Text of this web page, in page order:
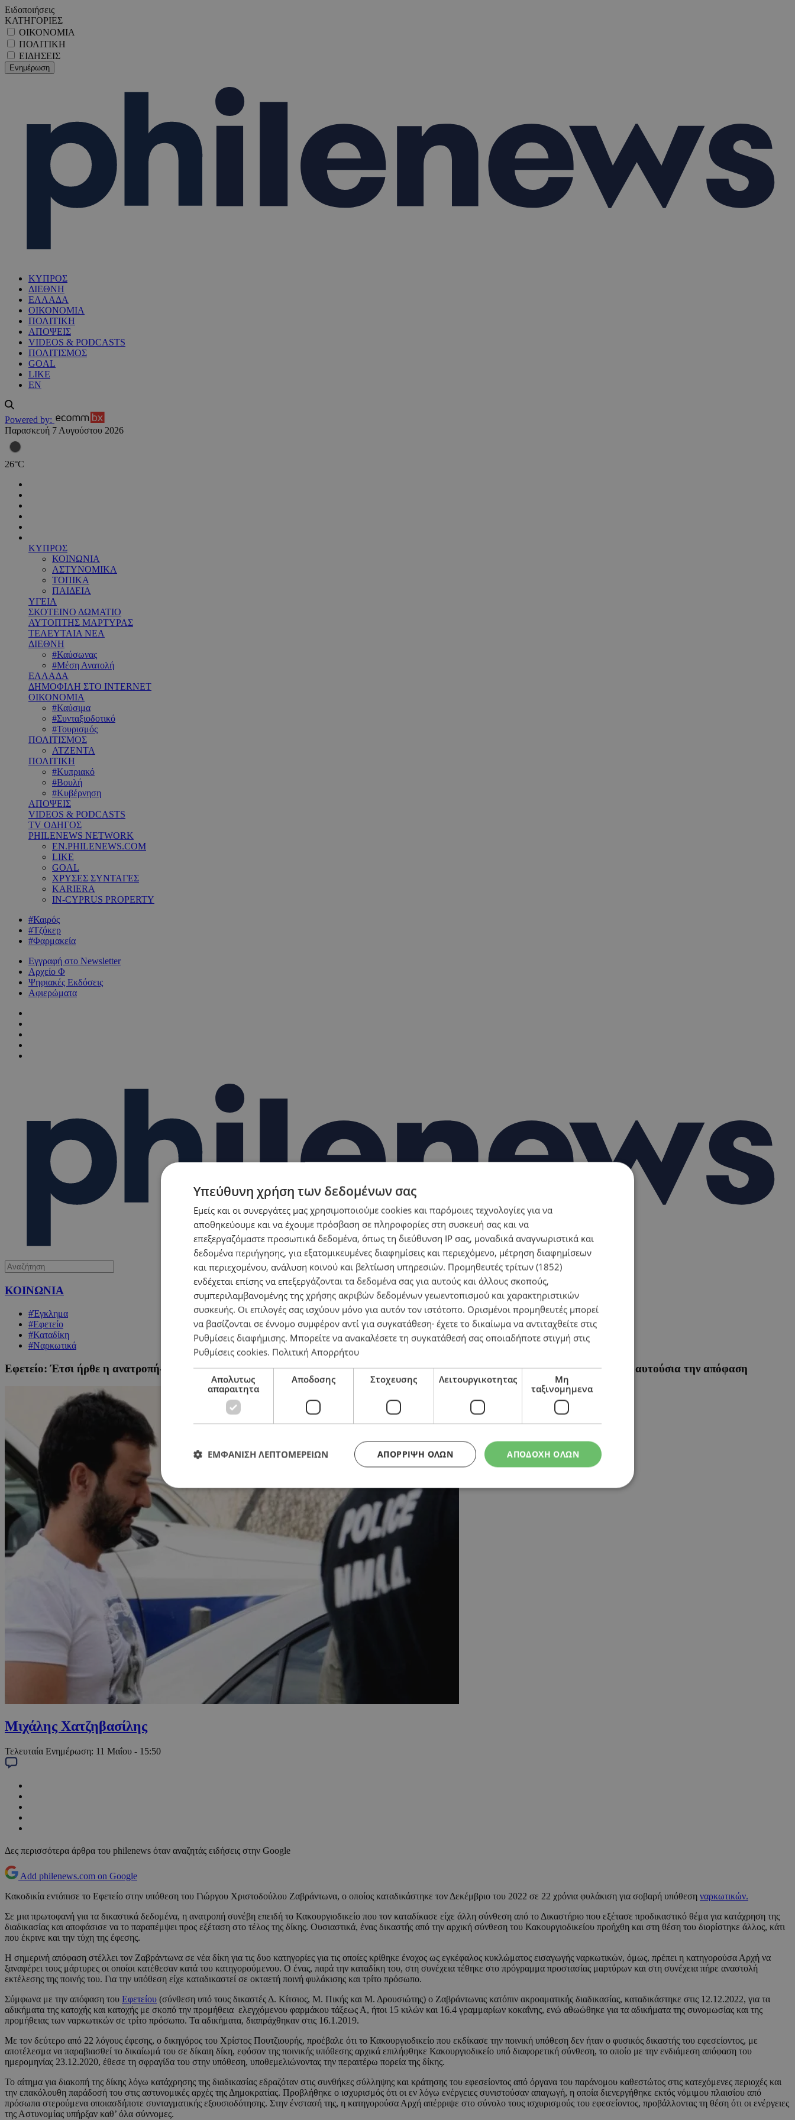
Ειδοποιήσεις
ΚΑΤΗΓΟΡΙΕΣ
ΟΙΚΟΝΟΜΙΑ
ΠΟΛΙΤΙΚΗ
ΕΙΔΗΣΕΙΣ
ΚΥΠΡΟΣ
ΔΙΕΘΝΗ
ΕΛΛΑΔΑ
ΟΙΚΟΝΟΜΙΑ
ΠΟΛΙΤΙΚΗ
ΑΠΟΨΕΙΣ
VIDEOS & PODCASTS
ΠΟΛΙΤΙΣΜΟΣ
GOAL
LIKE
EN
Powered by:
Παρασκευή 7 Αυγούστου 2026
26°C
ΚΥΠΡΟΣ
ΚΟΙΝΩΝΙΑ
ΑΣΤΥΝΟΜΙΚΑ
ΤΟΠΙΚΑ
ΠΑΙΔΕΙΑ
ΥΓΕΙΑ
ΣΚΟΤΕΙΝΟ ΔΩΜΑΤΙΟ
ΑΥΤΟΠΤΗΣ ΜΑΡΤΥΡΑΣ
ΤΕΛΕΥΤΑΙΑ ΝΕΑ
ΔΙΕΘΝΗ
#Καύσωνας
#Μέση Ανατολή
ΕΛΛΑΔΑ
ΔΗΜΟΦΙΛΗ ΣΤΟ INTERNET
ΟΙΚΟΝΟΜΙΑ
#Καύσιμα
#Συνταξιοδοτικό
#Τουρισμός
ΠΟΛΙΤΙΣΜΟΣ
ΑΤΖΕΝΤΑ
ΠΟΛΙΤΙΚΗ
#Κυπριακό
#Βουλή
#Κυβέρνηση
ΑΠΟΨΕΙΣ
VIDEOS & PODCASTS
TV ΟΔΗΓΟΣ
PHILENEWS NETWORK
EN.PHILENEWS.COM
LIKE
GOAL
ΧΡΥΣΕΣ ΣΥΝΤΑΓΕΣ
KARIERA
IN-CYPRUS PROPERTY
#Καιρός
#Τζόκερ
#Φαρμακεία
Εγγραφή στο Newsletter
Αρχείο Φ
Ψηφιακές Εκδόσεις
Αφιερώματα
ΚΟΙΝΩΝΙΑ
#Έγκλημα
#Εφετείο
#Καταδίκη
#Ναρκωτικά
Εφετείο: Έτσι ήρθε η ανατροπή-βόμβα για την καταδίκη 22 χρόνων του Ζαβράντωνα – Ποιες οι δυσκολίες της νέας δίκης – Δείτε αυτούσια την απόφαση
Μιχάλης Χατζηβασίλης
Τελευταία Ενημέρωση: 11 Μαΐου - 15:50
Δες περισσότερα άρθρα του philenews όταν αναζητάς ειδήσεις στην Google
Add philenews.com on Google
Κακοδικία εντόπισε το Εφετείο στην υπόθεση του Γιώργου Χριστοδούλου Ζαβράντωνα, ο οποίος καταδικάστηκε τον Δεκέμβριο του 2022 σε 22 χρόνια φυλάκιση για σοβαρή υπόθεση ναρκωτικών.
Σε μια πρωτοφανή για τα δικαστικά δεδομένα, η ανατροπή συνέβη επειδή το Κακουργιοδικείο που τον καταδίκασε είχε άλλη σύνθεση από το Δικαστήριο που εξέτασε προδικαστικό θέμα για κατάχρηση της
διαδικασίας και αποφάσισε να το παραπέμψει προς εξέταση στο τέλος της δίκης. Ουσιαστικά, ένας δικαστής από την αρχική σύνθεση του Κακουργιοδικείου προήχθη και στη θέση του διορίστηκε άλλος, κάτι
που έκρινε και την τύχη της έφεσης.
Η σημερινή απόφαση στέλλει τον Ζαβράντωνα σε νέα δίκη για τις δυο κατηγορίες για τις οποίες κρίθηκε ένοχος ως εγκέφαλος κυκλώματος εισαγωγής ναρκωτικών, όμως, πρέπει η κατηγορούσα Αρχή να
ξαναφέρει τους μάρτυρες οι οποίοι κατέθεσαν κατά του κατηγορούμενου. Ο ένας, παρά την καταδίκη του, στη συνέχεια τέθηκε στο πρόγραμμα προστασίας μαρτύρων και στη συνέχεια πήρε αναστολή
εκτέλεσης της ποινής του. Για την υπόθεση είχε καταδικαστεί σε οκταετή ποινή φυλάκισης και τρίτο πρόσωπο.
Σύμφωνα με την απόφαση του Εφετείου (σύνθεση υπό τους δικαστές Δ. Κίτσιος, Μ. Πικής και Μ. Δρουσιώτης) ο Ζαβράντωνας κατόπιν ακροαματικής διαδικασίας, καταδικάστηκε στις 12.12.2022, για τα
αδικήματα της κατοχής και κατοχής με σκοπό την προμήθεια ελεγχόμενου φαρμάκου τάξεως Α, ήτοι 15 κιλών και 16.4 γραμμαρίων κοκαΐνης, ενώ αθωώθηκε για τα αδικήματα της συνομωσίας και της
προμήθειας των ναρκωτικών σε τρίτο πρόσωπο. Τα αδικήματα, διαπράχθηκαν στις 16.1.2019.
Με τον δεύτερο από 22 λόγους έφεσης, ο δικηγόρος του Χρίστος Πουτζιουρής, προέβαλε ότι το Κακουργιοδικείο που εκδίκασε την ποινική υπόθεση δεν ήταν ο φυσικός δικαστής του εφεσείοντος, με
αποτέλεσμα να παραβιασθεί το δικαίωμά του σε δίκαιη δίκη, εφόσον της ποινικής υπόθεσης αρχικά επιλήφθηκε Κακουργιοδικείο υπό διαφορετική σύνθεση, το οποίο με την ενδιάμεση απόφαση του
ημερομηνίας 23.12.2020, έθεσε τη σφραγίδα του στην υπόθεση, υποθεμελιώνοντας την περαιτέρω πορεία της δίκης.
Το αίτημα για διακοπή της δίκης λόγω κατάχρησης της διαδικασίας εδραζόταν στις συνθήκες σύλληψης και κράτησης του εφεσείοντος από όργανα του παράνομου καθεστώτος στις κατεχόμενες περιοχές και
την επακόλουθη παράδοσή του στις αστυνομικές αρχές της Δημοκρατίας. Προβλήθηκε ο ισχυρισμός ότι οι εν λόγω ενέργειες συνιστούσαν απαγωγή, η οποία διενεργήθηκε εκτός νόμιμου πλαισίου από
πρόσωπα στερούμενα οποιασδήποτε συνταγματικής εξουσιοδότησης. Στην ένστασή της, η κατηγορούσα Αρχή απέρριψε στο σύνολο τους ισχυρισμούς του εφεσείοντος, προβάλλοντας τη θέση ότι οι ενέργειες
της Αστυνομίας υπήρξαν καθ’ όλα σύννομες.
Υπεύθυνη χρήση των δεδομένων σας
Εμείς και οι συνεργάτες μας χρησιμοποιούμε cookies και παρόμοιες τεχνολογίες για να
αποθηκεύουμε και να έχουμε πρόσβαση σε πληροφορίες στη συσκευή σας και να
επεξεργαζόμαστε προσωπικά δεδομένα, όπως τη διεύθυνση IP σας, μοναδικά αναγνωριστικά και
δεδομένα περιήγησης, για εξατομικευμένες διαφημίσεις και περιεχόμενο, μέτρηση διαφημίσεων
και περιεχομένου, ανάλυση κοινού και βελτίωση υπηρεσιών. Προμηθευτές τρίτων (1852)
ενδέχεται επίσης να επεξεργάζονται τα δεδομένα σας για αυτούς και άλλους σκοπούς,
συμπεριλαμβανομένης της χρήσης ακριβών δεδομένων γεωεντοπισμού και χαρακτηριστικών
συσκευής. Οι επιλογές σας ισχύουν μόνο για αυτόν τον ιστότοπο. Ορισμένοι προμηθευτές μπορεί
να βασίζονται σε έννομο συμφέρον αντί για συγκατάθεση· έχετε το δικαίωμα να αντιταχθείτε στις
Ρυθμίσεις διαφήμισης. Μπορείτε να ανακαλέσετε τη συγκατάθεσή σας οποιαδήποτε στιγμή στις
Ρυθμίσεις cookies. Πολιτική Απορρήτου
Απολυτως
απαραιτητα
Αποδοσης Στοχευσης Λειτουργικοτητας
Μη
ταξινομημενα
ΑΠΟΔΟΧΗ ΟΛΩΝ
ΑΠΌΡΡΙΨΗ ΌΛΩΝ
ΕΜΦΑΝΙΣΗ ΛΕΠΤΟΜΕΡΕΙΩΝ